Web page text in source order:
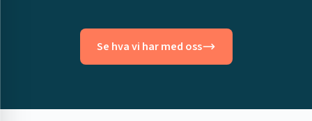
Se hva vi har med oss